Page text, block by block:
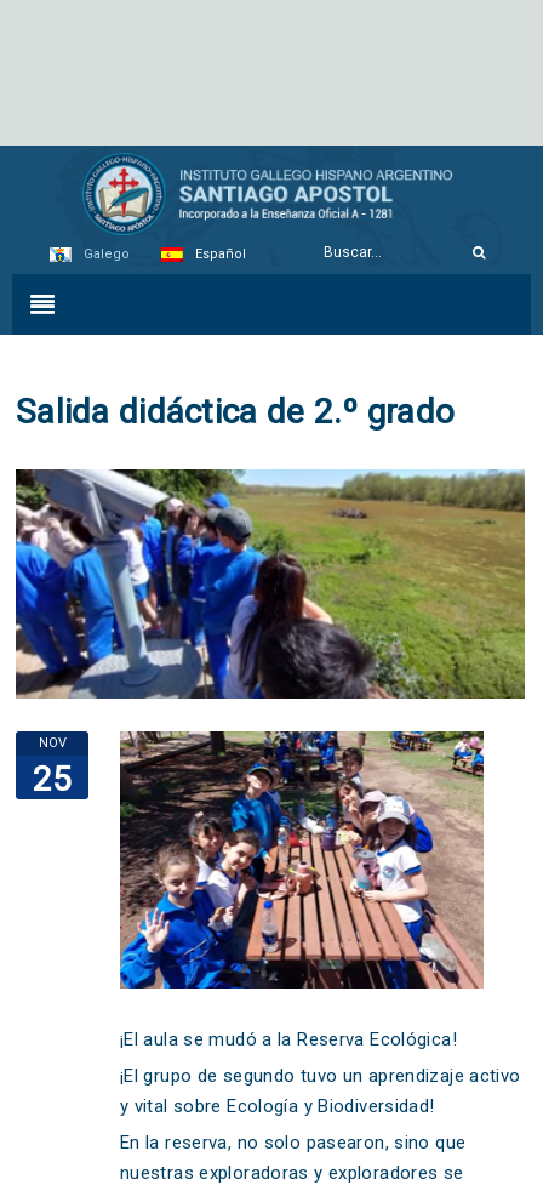
Galego Español
Salida didáctica de 2.º grado
NOV
25
¡El aula se mudó a la Reserva Ecológica!
¡El grupo de segundo tuvo un aprendizaje activo
y vital sobre Ecología y Biodiversidad!
En la reserva, no solo pasearon, sino que
nuestras exploradoras y exploradores se